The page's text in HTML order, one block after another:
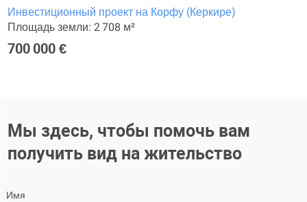
Инвестиционный проект на Корфу (Керкире)
Площадь земли: 2 708 м²
700 000 €
Мы здесь, чтобы помочь вам
получить вид на жительство
Имя